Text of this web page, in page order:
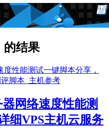
的结果
网络速度性能测
细VPS主机云服务